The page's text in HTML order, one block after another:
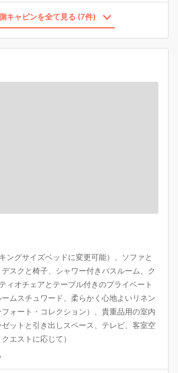
キャビンを全て見る (7件)
ングサイズベッドに変更可能）、ソファと
スクと椅子、シャワー付きバスルーム、ク
ィオチェアとテーブル付きのプライベート
ムスチュワード、柔らかく心地よいリネン
フォート・コレクション）、貴重品用の室内
ットと引き出しスペース、テレビ、客室空
エストに応じて）